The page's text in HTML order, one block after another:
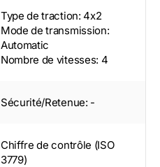
Type de traction: 4x2
Mode de transmission:
Automatic
Nombre de vitesses: 4
Sécurité/Retenue: -
Chiffre de contrôle (ISO
3779)